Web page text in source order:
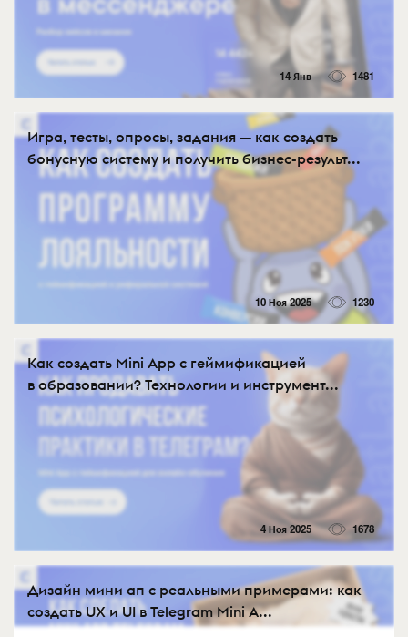
14 Янв 1481
Игра, тесты, опросы, задания — как создать
бонусную систему и получить бизнес-результ...
10 Ноя 2025 1230
Как создать Mini App с геймификацией
в образовании? Технологии и инструмент...
4 Ноя 2025 1678
Дизайн мини ап с реальными примерами: как
создать UX и UI в Telegram Mini A...